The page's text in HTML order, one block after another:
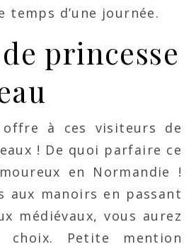
temps d’une journée.
princesse
offre à ces visiteurs de
! De quoi parfaire ce
en Normandie !
aux manoirs en passant
médiévaux, vous aurez
choix. Petite mention